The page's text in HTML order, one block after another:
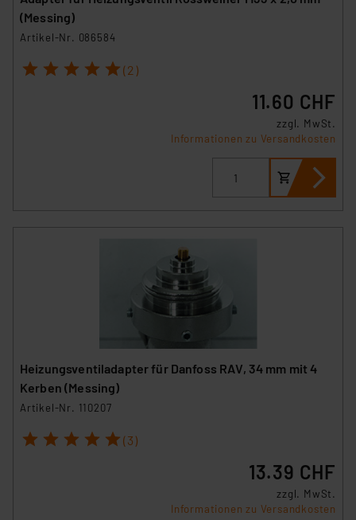
(Messing)
Artikel-Nr. 086584
1 2 3 4 5 (2)
11.60 CHF
zzgl. MwSt.
Informationen zu Versandkosten
Heizungsventiladapter für Danfoss RAV, 34 mm mit 4
Kerben (Messing)
Artikel-Nr. 110207
1 2 3 4 5 (3)
13.39 CHF
zzgl. MwSt.
Informationen zu Versandkosten